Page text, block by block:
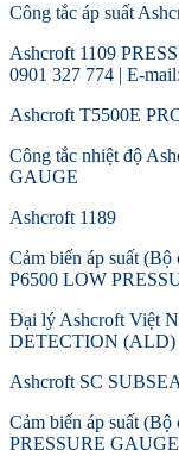
Công tắc áp suất
Ashcroft 1109
0901 327 774 | E-
Ashcroft T5500E
Công tắc nhiệt độ
GAUGE
Ashcroft 1189
Cảm biến áp suất
P6500 LOW
Đại lý Ashcroft Việt
DETECTION (ALD)
Ashcroft SC
Cảm biến áp suất
PRESSURE GAUGE